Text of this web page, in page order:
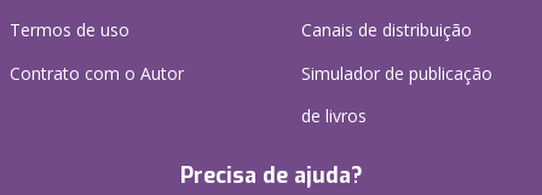
Termos de uso
Contrato com o Autor
Canais de distribuição
Simulador de publicação
de livros
Precisa de ajuda?